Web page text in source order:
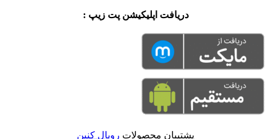
دریافت اپلیکیشن پت زیپ :
پشتیبان محصولات رویال کنین